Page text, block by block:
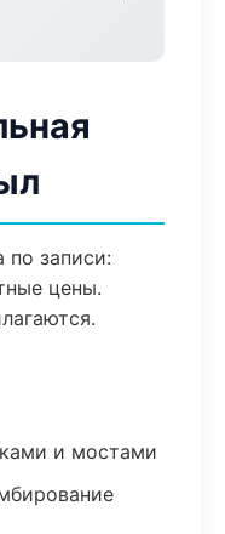
по записи:
цены.
и мостами